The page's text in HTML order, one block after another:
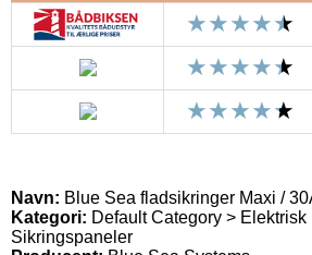
Navn: Blue Sea fladsikringer Maxi /
Kategori: Default Category > Elektrisk
Sikringspaneler